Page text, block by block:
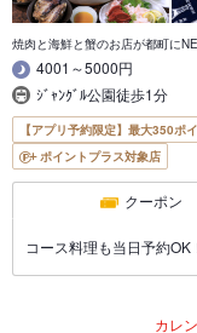
焼肉と海鮮と蟹のお店が都町に
4001～5000円
ｼﾞｬﾝｸﾞﾙ公園徒歩1分
【アプリ予約限定】最大350ポ
ポイントプラス対象店
クーポン
コース料理も当日予約OK
カレ